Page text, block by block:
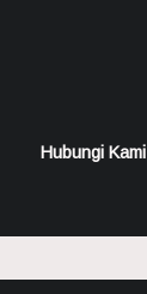
Hubungi Kami